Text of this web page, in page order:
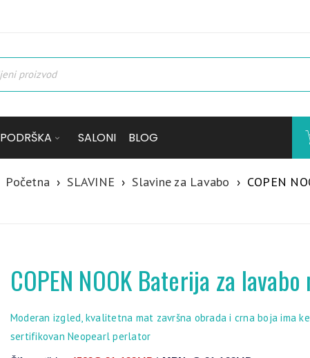
PODRŠKA SALONI BLOG
Početna › SLAVINE › Slavine za Lavabo › COPEN
COPEN NOOK Baterija za
Moderan izgled, kvalitetna mat završna obrada i crna boja ima
sertifikovan Neopearl perlator